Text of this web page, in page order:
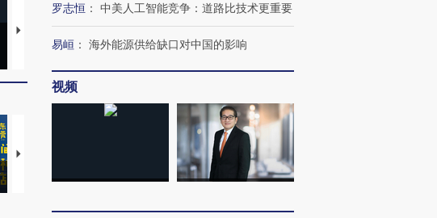
马航飞行员跨国走私7万
粒摇头丸 尿检体内含3种
度Z世代 用街头抗争将教
【推广】走进第四届链博
【特别呈现】寻找100种
有意思的生活方式·第三对
【商旅对话】华住集团
CFO：不靠规模取胜，华
住三大增长引擎是什么？
罗志恒 ： 中美人工智能竞争：道路比技术更重要
易峘 ： 海外能源供给缺口对中国的影响
视频